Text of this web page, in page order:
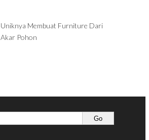
Uniknya Membuat Furniture Dari
Akar Pohon